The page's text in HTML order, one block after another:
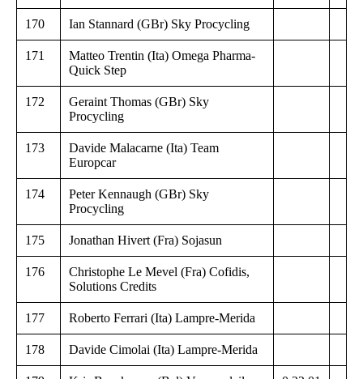
170 Ian Stannard (GBr) Sky Procycling
171
Matteo Trentin (Ita) Omega Pharma-
Quick Step
172
Geraint Thomas (GBr) Sky
Procycling
173
Davide Malacarne (Ita) Team
Europcar
174
Peter Kennaugh (GBr) Sky
Procycling
175 Jonathan Hivert (Fra) Sojasun
176
Christophe Le Mevel (Fra) Cofidis,
Solutions Credits
177 Roberto Ferrari (Ita) Lampre-Merida
178 Davide Cimolai (Ita) Lampre-Merida